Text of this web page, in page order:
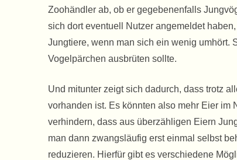
Zoohändler ab, ob er gegebenenfalls
sich dort eventuell Nutzer angemeldet
Jungtiere, wenn man sich ein wenig umhört.
Vogelpärchen ausbrüten sollte.
Und mitunter zeigt sich dadurch, dass trotz
vorhanden ist. Es könnten also mehr Eier
verhindern, dass aus überzähligen Eiern
man dann zwangsläufig erst einmal selbst
reduzieren. Hierfür gibt es verschiedene